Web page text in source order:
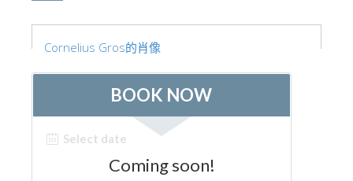
圣母玛利亚
现在预定
预约导游
Cornelius Gros的肖像